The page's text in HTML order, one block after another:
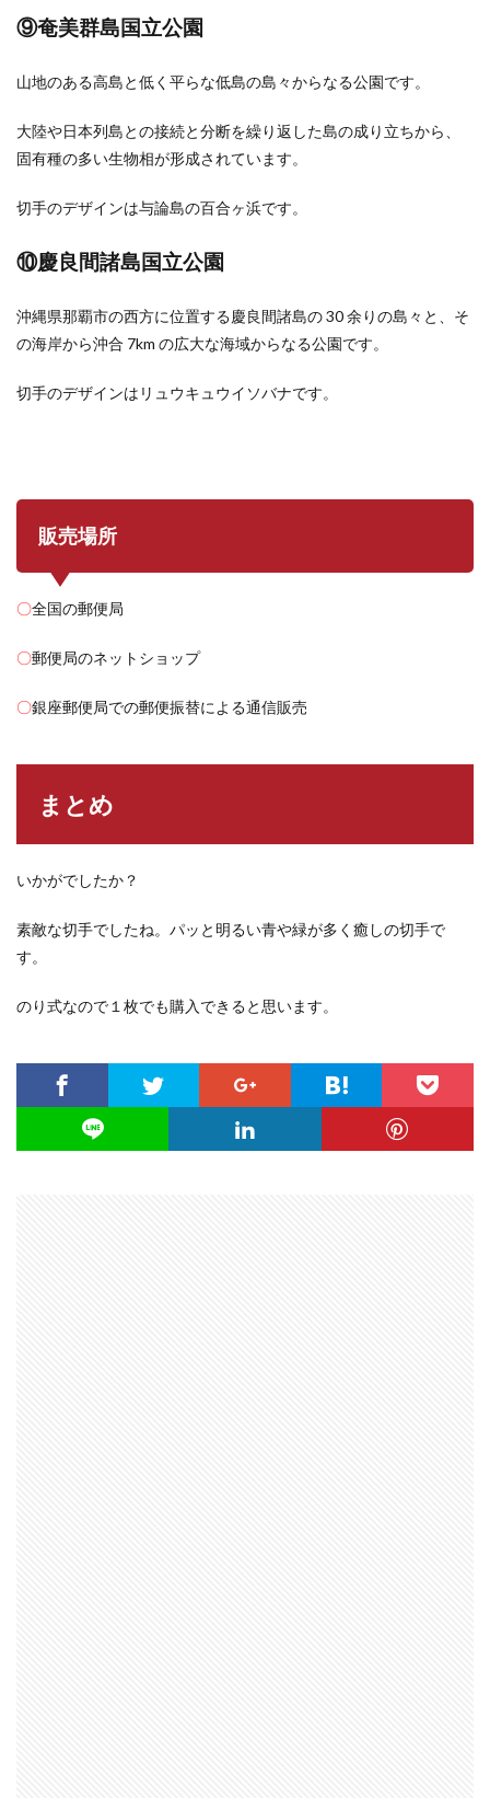
⑨奄美群島国立公園
山地のある高島と低く平らな低島の島々からなる公園です。
大陸や日本列島との接続と分断を繰り返した島の成り立ちから、
固有種の多い生物相が形成されています。
切手のデザインは与論島の百合ヶ浜です。
⑩慶良間諸島国立公園
沖縄県那覇市の西方に位置する慶良間諸島の 30 余りの島々と、そ
の海岸から沖合 7km の広大な海域からなる公園です。
切手のデザインはリュウキュウイソバナです。
販売場所
〇全国の郵便局
〇郵便局のネットショップ
〇銀座郵便局での郵便振替による通信販売
まとめ
いかがでしたか？
素敵な切手でしたね。パッと明るい青や緑が多く癒しの切手で
す。
のり式なので１枚でも購入できると思います。